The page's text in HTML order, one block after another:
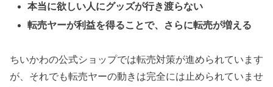
本当に欲しい人にグッズが行き渡らない
転売ヤーが利益を得ることで、さらに転売が増える
ちいかわの公式ショップでは転売対策が進められています
が、それでも転売ヤーの動きは完全には止められていませ